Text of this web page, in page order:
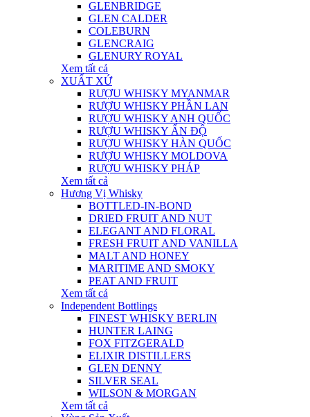
GLENBRIDGE
GLEN CALDER
COLEBURN
GLENCRAIG
GLENURY ROYAL
Xem tất cả
XUẤT XỨ
RƯỢU WHISKY MYANMAR
RƯỢU WHISKY PHẦN LAN
RƯỢU WHISKY ANH QUỐC
RƯỢU WHISKY ẤN ĐỘ
RƯỢU WHISKY HÀN QUỐC
RƯỢU WHISKY MOLDOVA
RƯỢU WHISKY PHÁP
Xem tất cả
Hương Vị Whisky
BOTTLED-IN-BOND
DRIED FRUIT AND NUT
ELEGANT AND FLORAL
FRESH FRUIT AND VANILLA
MALT AND HONEY
MARITIME AND SMOKY
PEAT AND FRUIT
Xem tất cả
Independent Bottlings
FINEST WHISKY BERLIN
HUNTER LAING
FOX FITZGERALD
ELIXIR DISTILLERS
GLEN DENNY
SILVER SEAL
WILSON & MORGAN
Xem tất cả